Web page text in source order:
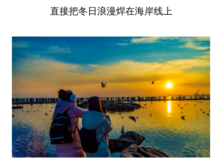
直接把冬日浪漫焊在海岸线上